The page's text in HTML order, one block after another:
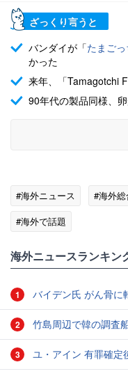
ざっくり言うと
バンダイが「たまごっ
かった
来年、「Tamagotchi
90年代の製品同様、
#海外ニュース #海外
#海外で話題
海外ニュースランキン
1 バイデン氏 がん骨に
2 竹島周辺で韓の調査
3 ユ・アイン 有罪確定